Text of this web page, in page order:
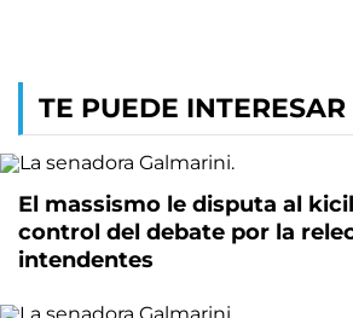
TE PUEDE INTERESAR
El massismo le disputa al
control del debate por la
intendentes